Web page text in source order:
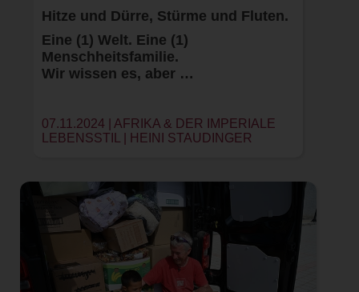
Hitze und Dürre, Stürme und Fluten.
Eine (1) Welt. Eine (1)
Menschheitsfamilie.
Wir wissen es, aber …
07.11.2024 | AFRIKA & DER IMPERIALE
LEBENSSTIL |
HEINI STAUDINGER